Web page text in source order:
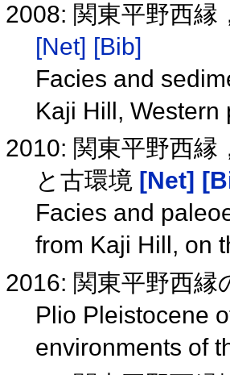
2008: 関東平野西縁
[Net] [Bib]
Facies and
Kaji Hill,
2010: 関東平野西縁
と古環境 [Net]
Facies and
from Kaji Hill, on
2016: 関東平野西
Plio Pleistocene
environments of